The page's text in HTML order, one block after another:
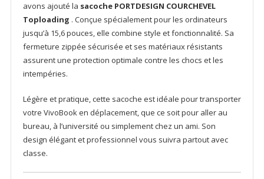
avons ajouté la sacoche PORTDESIGN COURCHEVEL
Toploading . Conçue spécialement pour les ordinateurs
jusqu’à 15,6 pouces, elle combine style et fonctionnalité. Sa
fermeture zippée sécurisée et ses matériaux résistants
assurent une protection optimale contre les chocs et les
intempéries.
Légère et pratique, cette sacoche est idéale pour transporter
votre VivoBook en déplacement, que ce soit pour aller au
bureau, à l’université ou simplement chez un ami. Son
design élégant et professionnel vous suivra partout avec
classe.